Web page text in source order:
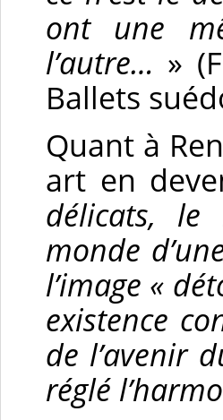
ont une
l’autre… »
Ballets
Quant à
art en
délicats, le
monde
l’image «
existence
de l’avenir
réglé